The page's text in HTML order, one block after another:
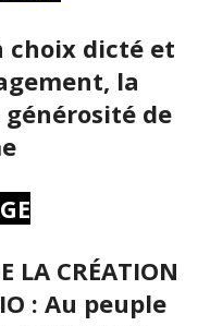
choix dicté et
la
de
LA CRÉATION
: Au peuple